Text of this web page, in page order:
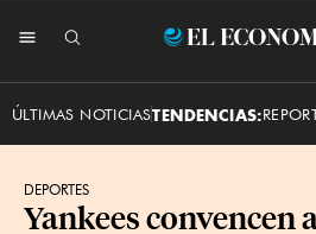
El
ÚLTIMAS NOTICIASTENDENCIAS:
DEPORTES
Yankees convencen